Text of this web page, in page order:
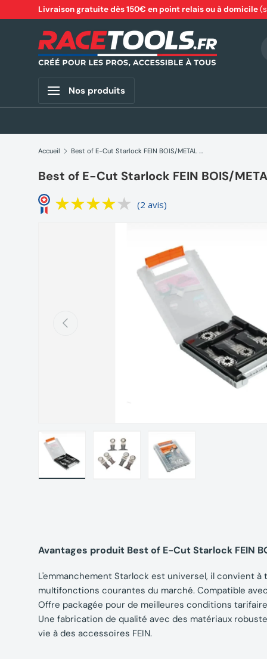
Aller au contenu
Livraison gratuite dès 150€ en point relais ou à domicile
Nos produits
Accueil Best of E-Cut Starlock FEIN BOIS/METAL 35222967010
Best of E-Cut Starlock FEIN BOIS/
(2 avis)
Précédent
Avantages produit Best of E-Cut Starlock FEIN
L'emmanchement Starlock est universel, il convient
multifonctions courantes du marché. Compatible
Offre packagée pour de meilleures conditions
Une fabrication de qualité avec des matériaux
vie à des accessoires FEIN.